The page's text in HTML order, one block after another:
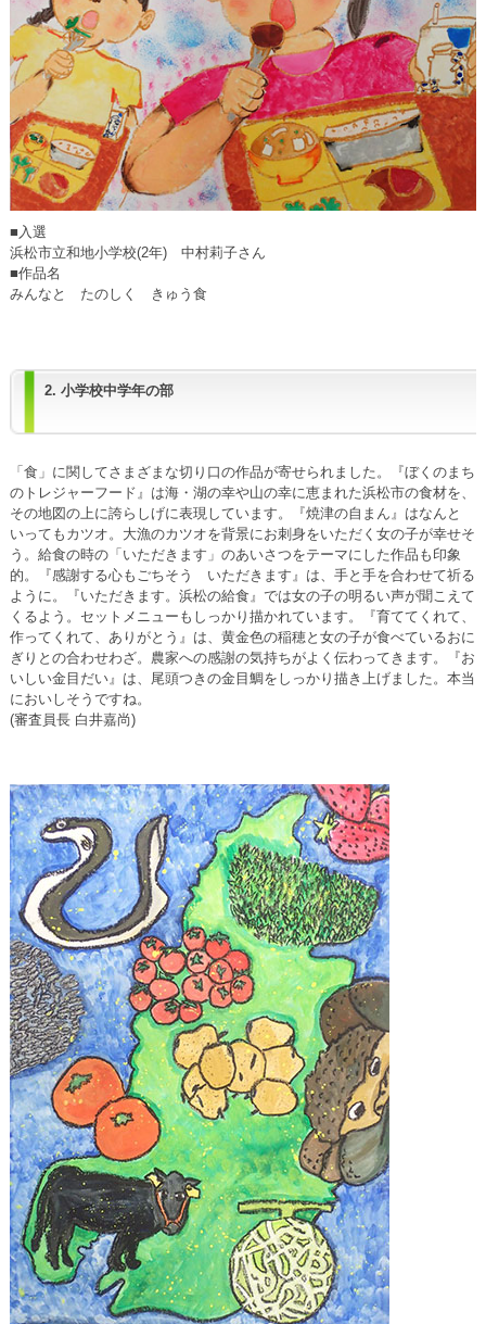
■入選
浜松市立和地小学校(2年) 中村莉子さん
■作品名
みんなと たのしく きゅう食
2. 小学校中学年の部
「食」に関してさまざまな切り口の作品が寄せられました。『ぼくのまち
のトレジャーフード』は海・湖の幸や山の幸に恵まれた浜松市の食材を、
その地図の上に誇らしげに表現しています。『焼津の自まん』はなんと
いってもカツオ。大漁のカツオを背景にお刺身をいただく女の子が幸せそ
う。給食の時の「いただきます」のあいさつをテーマにした作品も印象
的。『感謝する心もごちそう いただきます』は、手と手を合わせて祈る
ように。『いただきます。浜松の給食』では女の子の明るい声が聞こえて
くるよう。セットメニューもしっかり描かれています。『育ててくれて、
作ってくれて、ありがとう』は、黄金色の稲穂と女の子が食べているおに
ぎりとの合わせわざ。農家への感謝の気持ちがよく伝わってきます。『お
いしい金目だい』は、尾頭つきの金目鯛をしっかり描き上げました。本当
においしそうですね。
(審査員長 白井嘉尚)